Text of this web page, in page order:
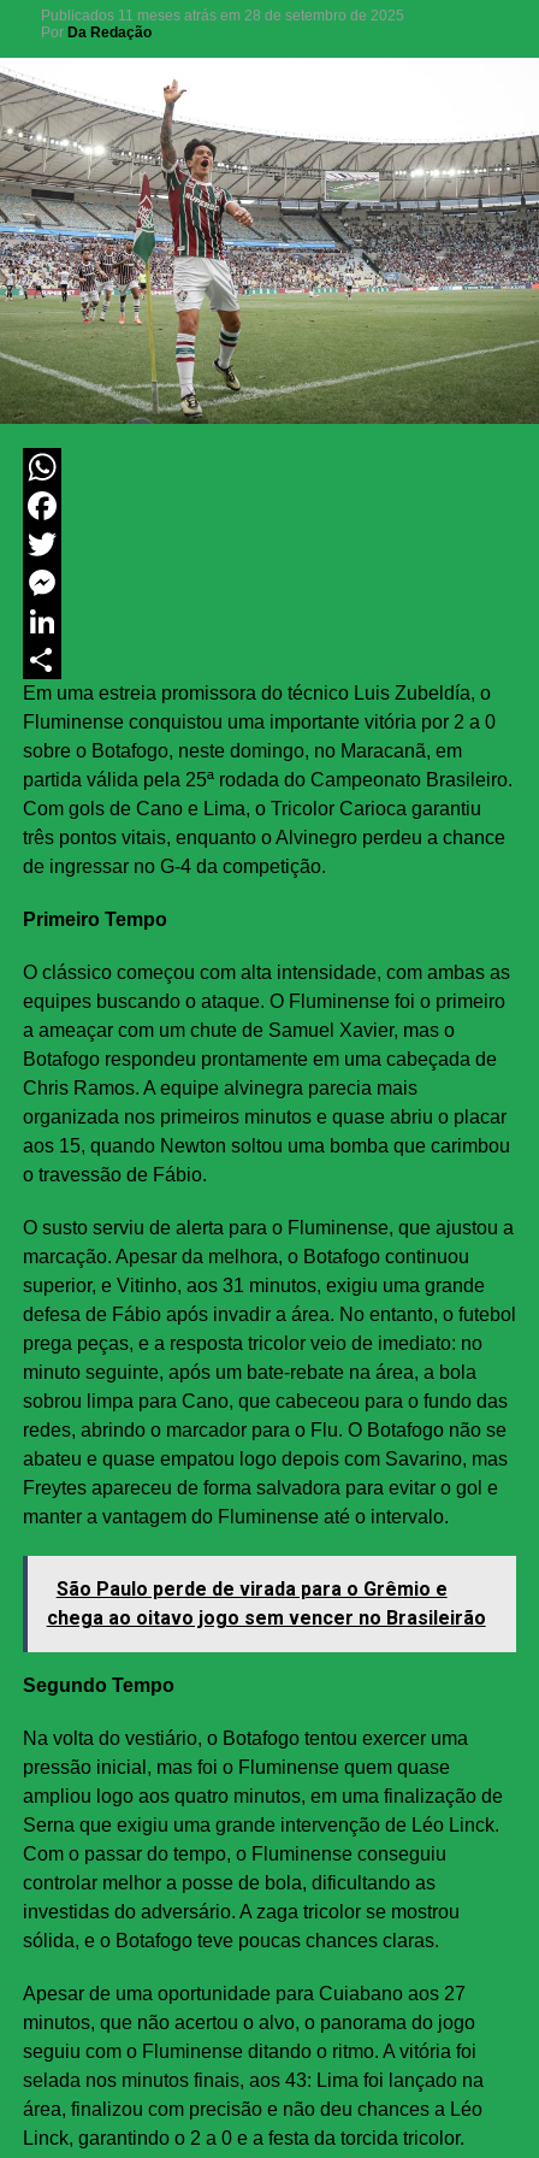
Publicados 11 meses atrás em 28 de setembro de 2025
Por Da Redação
WhatsApp
Facebook
Twitter
Messenger
LinkedIn
Share
Em uma estreia promissora do técnico Luis Zubeldía, o
Fluminense conquistou uma importante vitória por 2 a 0
sobre o Botafogo, neste domingo, no Maracanã, em
partida válida pela 25ª rodada do Campeonato Brasileiro.
Com gols de Cano e Lima, o Tricolor Carioca garantiu
três pontos vitais, enquanto o Alvinegro perdeu a chance
de ingressar no G-4 da competição.
Primeiro Tempo
O clássico começou com alta intensidade, com ambas as
equipes buscando o ataque. O Fluminense foi o primeiro
a ameaçar com um chute de Samuel Xavier, mas o
Botafogo respondeu prontamente em uma cabeçada de
Chris Ramos. A equipe alvinegra parecia mais
organizada nos primeiros minutos e quase abriu o placar
aos 15, quando Newton soltou uma bomba que carimbou
o travessão de Fábio.
O susto serviu de alerta para o Fluminense, que ajustou a
marcação. Apesar da melhora, o Botafogo continuou
superior, e Vitinho, aos 31 minutos, exigiu uma grande
defesa de Fábio após invadir a área. No entanto, o futebol
prega peças, e a resposta tricolor veio de imediato: no
minuto seguinte, após um bate-rebate na área, a bola
sobrou limpa para Cano, que cabeceou para o fundo das
redes, abrindo o marcador para o Flu. O Botafogo não se
abateu e quase empatou logo depois com Savarino, mas
Freytes apareceu de forma salvadora para evitar o gol e
manter a vantagem do Fluminense até o intervalo.
São Paulo perde de virada para o Grêmio e
chega ao oitavo jogo sem vencer no Brasileirão
Segundo Tempo
Na volta do vestiário, o Botafogo tentou exercer uma
pressão inicial, mas foi o Fluminense quem quase
ampliou logo aos quatro minutos, em uma finalização de
Serna que exigiu uma grande intervenção de Léo Linck.
Com o passar do tempo, o Fluminense conseguiu
controlar melhor a posse de bola, dificultando as
investidas do adversário. A zaga tricolor se mostrou
sólida, e o Botafogo teve poucas chances claras.
Apesar de uma oportunidade para Cuiabano aos 27
minutos, que não acertou o alvo, o panorama do jogo
seguiu com o Fluminense ditando o ritmo. A vitória foi
selada nos minutos finais, aos 43: Lima foi lançado na
área, finalizou com precisão e não deu chances a Léo
Linck, garantindo o 2 a 0 e a festa da torcida tricolor.